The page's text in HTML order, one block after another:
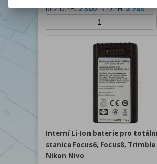
bez DPH:2 300 s DPH:2 783
Interní Li-Ion baterie pro
stanice Focus6, Focus8, Trimble
Nikon Nivo